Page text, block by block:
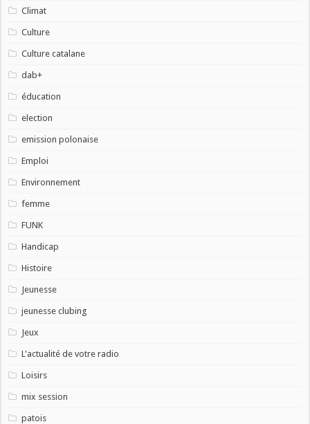
Climat
Culture
Culture catalane
dab+
éducation
election
emission polonaise
Emploi
Environnement
femme
FUNK
Handicap
Histoire
Jeunesse
jeunesse clubing
Jeux
L'actualité de votre radio
Loisirs
mix session
patois